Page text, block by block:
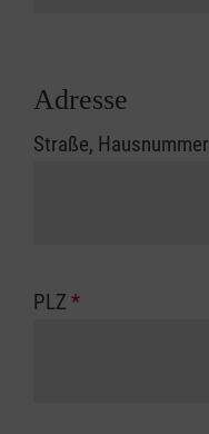
Adresse
Straße, Hausnummer
PLZ *